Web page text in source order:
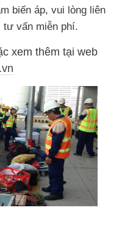
biến áp, vui lòng liên
tư vấn miễn phí.
xem thêm tại web